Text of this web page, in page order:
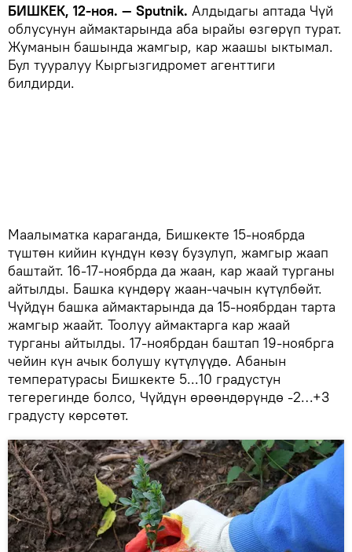
БИШКЕК, 12-ноя. — Sputnik. Алдыдагы аптада Чүй
облусунун аймактарында аба ырайы өзгөрүп турат.
Жуманын башында жамгыр, кар жаашы ыктымал.
Бул тууралуу Кыргызгидромет агенттиги
билдирди.
Маалыматка караганда, Бишкекте 15-ноябрда
түштөн кийин күндүн көзү бузулуп, жамгыр жаап
баштайт. 16-17-ноябрда да жаан, кар жаай турганы
айтылды. Башка күндөрү жаан-чачын күтүлбөйт.
Чүйдүн башка аймактарында да 15-ноябрдан тарта
жамгыр жаайт. Тоолуу аймактарга кар жаай
турганы айтылды. 17-ноябрдан баштап 19-ноябрга
чейин күн ачык болушу күтүлүүдө. Абанын
температурасы Бишкекте 5...10 градустун
тегерегинде болсо, Чүйдүн өрөөндөрүндө -2…+3
градусту көрсөтөт.